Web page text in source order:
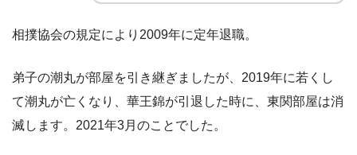
相撲協会の規定により2009年に定年退職。
弟子の潮丸が部屋を引き継ぎましたが、2019年に若くし
て潮丸が亡くなり、華王錦が引退した時に、東関部屋は消
滅します。2021年3月のことでした。